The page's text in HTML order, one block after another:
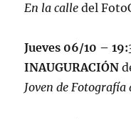
En la calle del
Jueves 06/10 –
INAUGURACIÓN
Joven de Fotografía